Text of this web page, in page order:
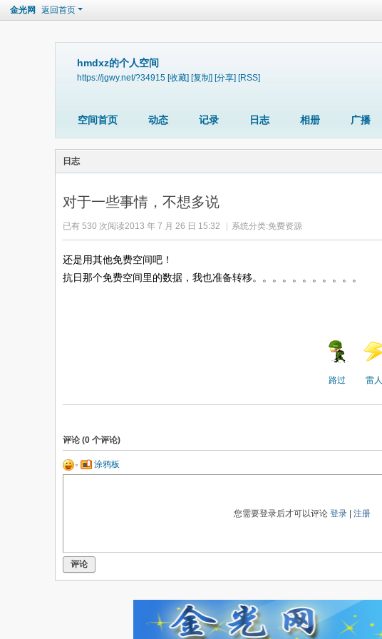
金光网 返回首页
hmdxz的个人空间
https://jgwy.net/?34915 [收藏] [复制] [分享] [RSS]
空间首页 动态 记录 日志 相册 广播
日志
对于一些事情，不想多说
已有 530 次阅读2013 年 7 月 26 日 15:32 系统分类:免费资源
还是用其他免费空间吧！
抗日那个免费空间里的数据，我也准备转移。。。。。。。。。。。
路过 雷人
评论 (0 个评论)
涂鸦板
您需要登录后才可以评论登录 |注册
评论